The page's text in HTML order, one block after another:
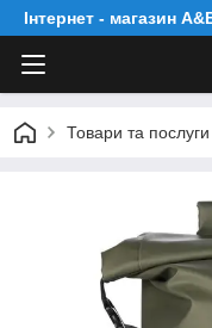
Інтернет - магазин
Товари та послуги